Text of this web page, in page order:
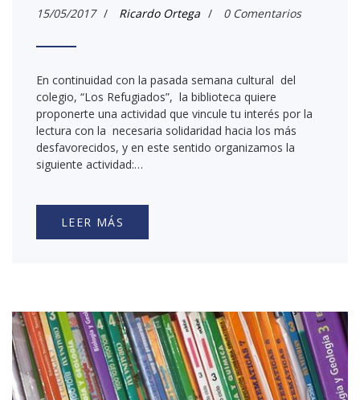
15/05/2017 / Ricardo Ortega / 0 Comentarios
En continuidad con la pasada semana cultural del
colegio, “Los Refugiados”, la biblioteca quiere
proponerte una actividad que vincule tu interés por la
lectura con la necesaria solidaridad hacia los más
desfavorecidos, y en este sentido organizamos la
siguiente actividad:…
LEER MÁS